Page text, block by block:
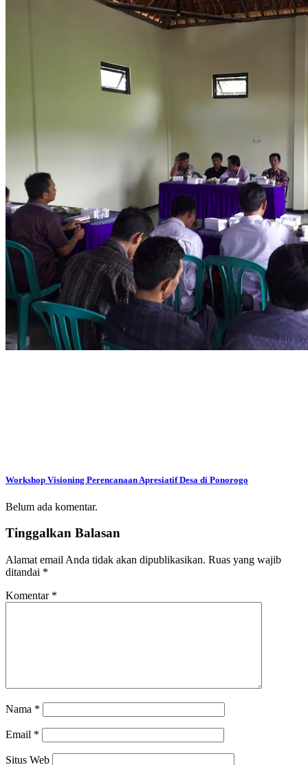
Workshop Visioning Perencanaan Apresiatif Desa di Ponorogo
Belum ada komentar.
Tinggalkan Balasan
Alamat email Anda tidak akan dipublikasikan. Ruas yang wajib
ditandai *
Komentar *
Nama *
Email *
Situs Web